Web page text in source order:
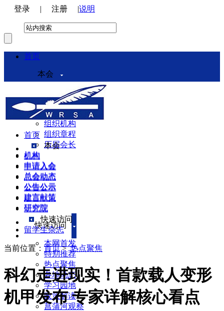
登录 | 注册 |说明
首页
本会
本会介绍
领导机构
理事会
组织机构
组织章程
历届会长
机构
申请入会
总会动态
公告公示
建言献策
研究院
快速访问
本网首发
特别推荐
热点聚焦
各地动态
学习园地
政策解读
菖蒲河观察
首页
本会
机构
申请入会
总会动态
公告公示
建言献策
研究院
快速访问
留学生杂志
当前位置： 首页>热点聚焦
科幻走进现实！首款载人变形
机甲发布 专家详解核心看点